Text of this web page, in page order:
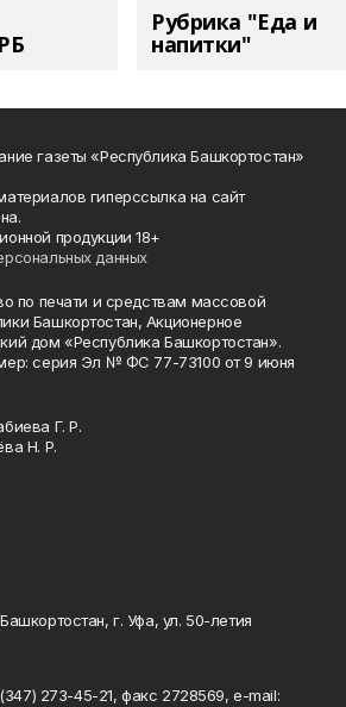
Рубрика "Еда и
напитки"
газеты «Республика Башкортостан»
гиперссылка на сайт
продукции 18+
данных
по печати и средствам массовой
Башкортостан, Акционерное
дом «Республика Башкортостан».
серия Эл № ФС 77-73100 от 9 июня
Г. Р.
Н. Р.
г. Уфа, ул. 50-летия
273-45-21, факс 2728569, e-mail: